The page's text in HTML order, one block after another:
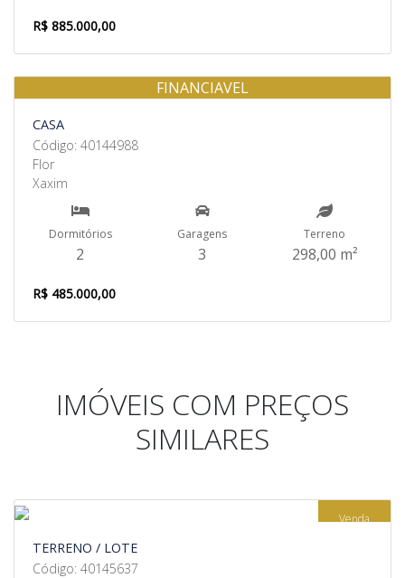
R$ 885.000,00
Venda
FINANCIAVEL
CASA
Código: 40144988
Flor
Xaxim
Dormitórios
2
Garagens
3
Terreno
298,00 m²
R$ 485.000,00
IMÓVEIS COM PREÇOS
SIMILARES
Venda
TERRENO / LOTE
Código: 40145637